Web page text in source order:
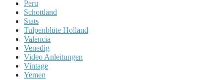
Peru
Schottland
Stats
Tulpenblüte Holland
Valencia
Venedig
Video Anleitungen
Vintage
Yemen